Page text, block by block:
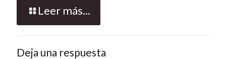
Leer más...
Deja una respuesta